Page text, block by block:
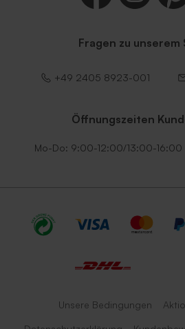
Fragen zu unserem
+49 2405 8923-001
Öffnungszeiten
Mo-Do: 9:00-12:00/13:00-
Unsere Bedingungen